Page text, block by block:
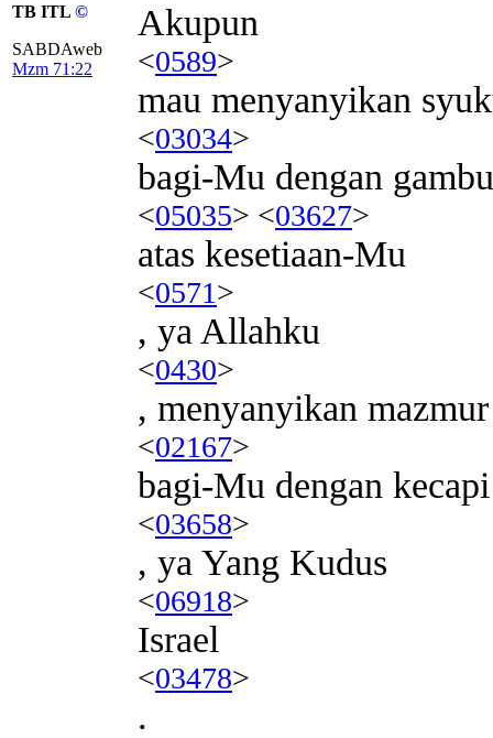
TB ITL ©
SABDAweb
Mzm 71:22
Akupun
<0589>
mau menyanyikan
<03034>
bagi-Mu dengan
<05035> <03627>
atas kesetiaan-Mu
<0571>
, ya Allahku
<0430>
, menyanyikan mazmur
<02167>
bagi-Mu dengan kecapi
<03658>
, ya Yang Kudus
<06918>
Israel
<03478>
.